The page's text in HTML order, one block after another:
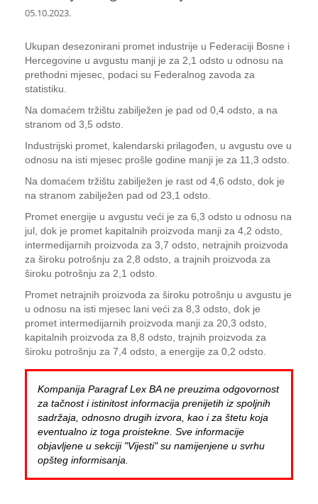
05.10.2023.
Ukupan desezonirani promet industrije u Federaciji Bosne i
Hercegovine u avgustu manji je za 2,1 odsto u odnosu na
prethodni mjesec, podaci su Federalnog zavoda za
statistiku.
Na domaćem tržištu zabilježen je pad od 0,4 odsto, a na
stranom od 3,5 odsto.
Industrijski promet, kalendarski prilagođen, u avgustu ove u
odnosu na isti mjesec prošle godine manji je za 11,3 odsto.
Na domaćem tržištu zabilježen je rast od 4,6 odsto, dok je
na stranom zabilježen pad od 23,1 odsto.
Promet energije u avgustu veći je za 6,3 odsto u odnosu na
jul, dok je promet kapitalnih proizvoda manji za 4,2 odsto,
intermedijarnih proizvoda za 3,7 odsto, netrajnih proizvoda
za široku potrošnju za 2,8 odsto, a trajnih proizvoda za
široku potrošnju za 2,1 odsto.
Promet netrajnih proizvoda za široku potrošnju u avgustu je
u odnosu na isti mjesec lani veći za 8,3 odsto, dok je
promet intermedijarnih proizvoda manji za 20,3 odsto,
kapitalnih proizvoda za 8,8 odsto, trajnih proizvoda za
široku potrošnju za 7,4 odsto, a energije za 0,2 odsto.
Kompanija Paragraf Lex BA ne preuzima odgovornost
za tačnost i istinitost informacija prenijetih iz spoljnih
sadržaja, odnosno drugih izvora, kao i za štetu koja
eventualno iz toga proistekne. Sve informacije
objavljene u sekciji "Vijesti" su namijenjene u svrhu
opšteg informisanja.